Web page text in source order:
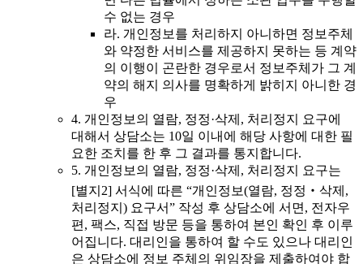
수 없는 경우
라. 개인정보를 처리하지 아니하면 정보주체
와 약정한 서비스를 제공하지 못하는 등 계약
의 이행이 곤란한 경우로서 정보주체가 그 계
약의 해지 의사를 명확하게 밝히지 아니한 경
우
4. 개인정보의 열람, 정정·삭제, 처리정지 요구에
대해서 상담소는 10일 이내에 해당 사항에 대한 필
요한 조치를 한 후 그 결과를 통지합니다.
5. 개인정보의 열람, 정정·삭제, 처리정지 요구는
[별지2] 서식에 따른 “개인정보(열람, 정정‧삭제,
처리정지) 요구서” 작성 후 상담소에 서면, 전자우
편, 팩스, 직접 방문 등을 통하여 본인 확인 후 이루
어집니다. 대리인을 통하여 할 수도 있으나 대리인
은 상담소에 정보 주체의 위임장을 제출하여야 합